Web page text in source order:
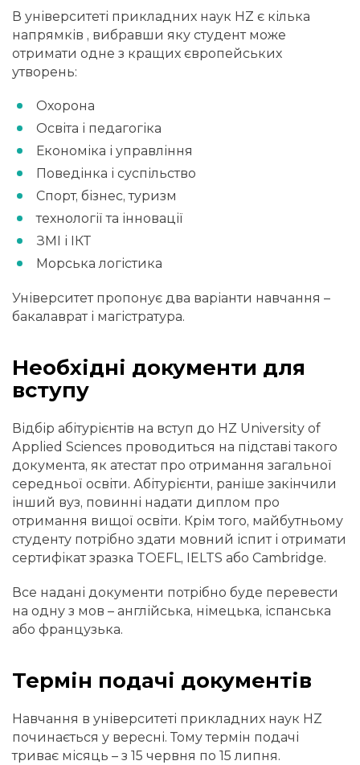
В університеті прикладних наук HZ є кілька
напрямків , вибравши яку студент може
отримати одне з кращих європейських
утворень:
Охорона
Освіта і педагогіка
Економіка і управління
Поведінка і суспільство
Спорт, бізнес, туризм
технології та інновації
ЗМІ і ІКТ
Морська логістика
Університет пропонує два варіанти навчання –
бакалаврат і магістратура.
Необхідні документи для
вступу
Відбір абітурієнтів на вступ до HZ University of
Applied Sciences проводиться на підставі такого
документа, як атестат про отримання загальної
середньої освіти. Абітурієнти, раніше закінчили
інший вуз, повинні надати диплом про
отримання вищої освіти. Крім того, майбутньому
студенту потрібно здати мовний іспит і отримати
сертифікат зразка TOEFL, IELTS або Cambridge.
Все надані документи потрібно буде перевести
на одну з мов – англійська, німецька, іспанська
або французька.
Термін подачі документів
Навчання в університеті прикладних наук HZ
починається у вересні. Тому термін подачі
триває місяць – з 15 червня по 15 липня.